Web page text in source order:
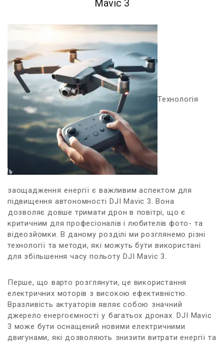
Mavic 3
Технологія‌
заощадження⁤ енергії є ⁢важливим аспектом‍ для
‍підвищення автономності⁣ DJI Mavic 3. Вона
⁤дозволяє довше тримати дрон в⁢ повітрі, що є​
критичним для професіоналів і любителів фото- та
відеозйомки. В даному ⁢розділі ми розглянемо різні ​
технології⁢ та методи, які можуть бути ⁤використані
для збільшення часу ‌польоту⁢ DJI Mavic 3.
Перше, що⁤ варто розглянути, це використання
електричних моторів з високою ефективністю.
Вразливість актуаторів являє собою ⁤значний
джерело енергоємності ⁣у⁣ багатьох дронах.‌ DJI Mavic
3‌ може бути оснащений новими електричними
двигунами, які дозволяють⁤ знизити витрати енергії та